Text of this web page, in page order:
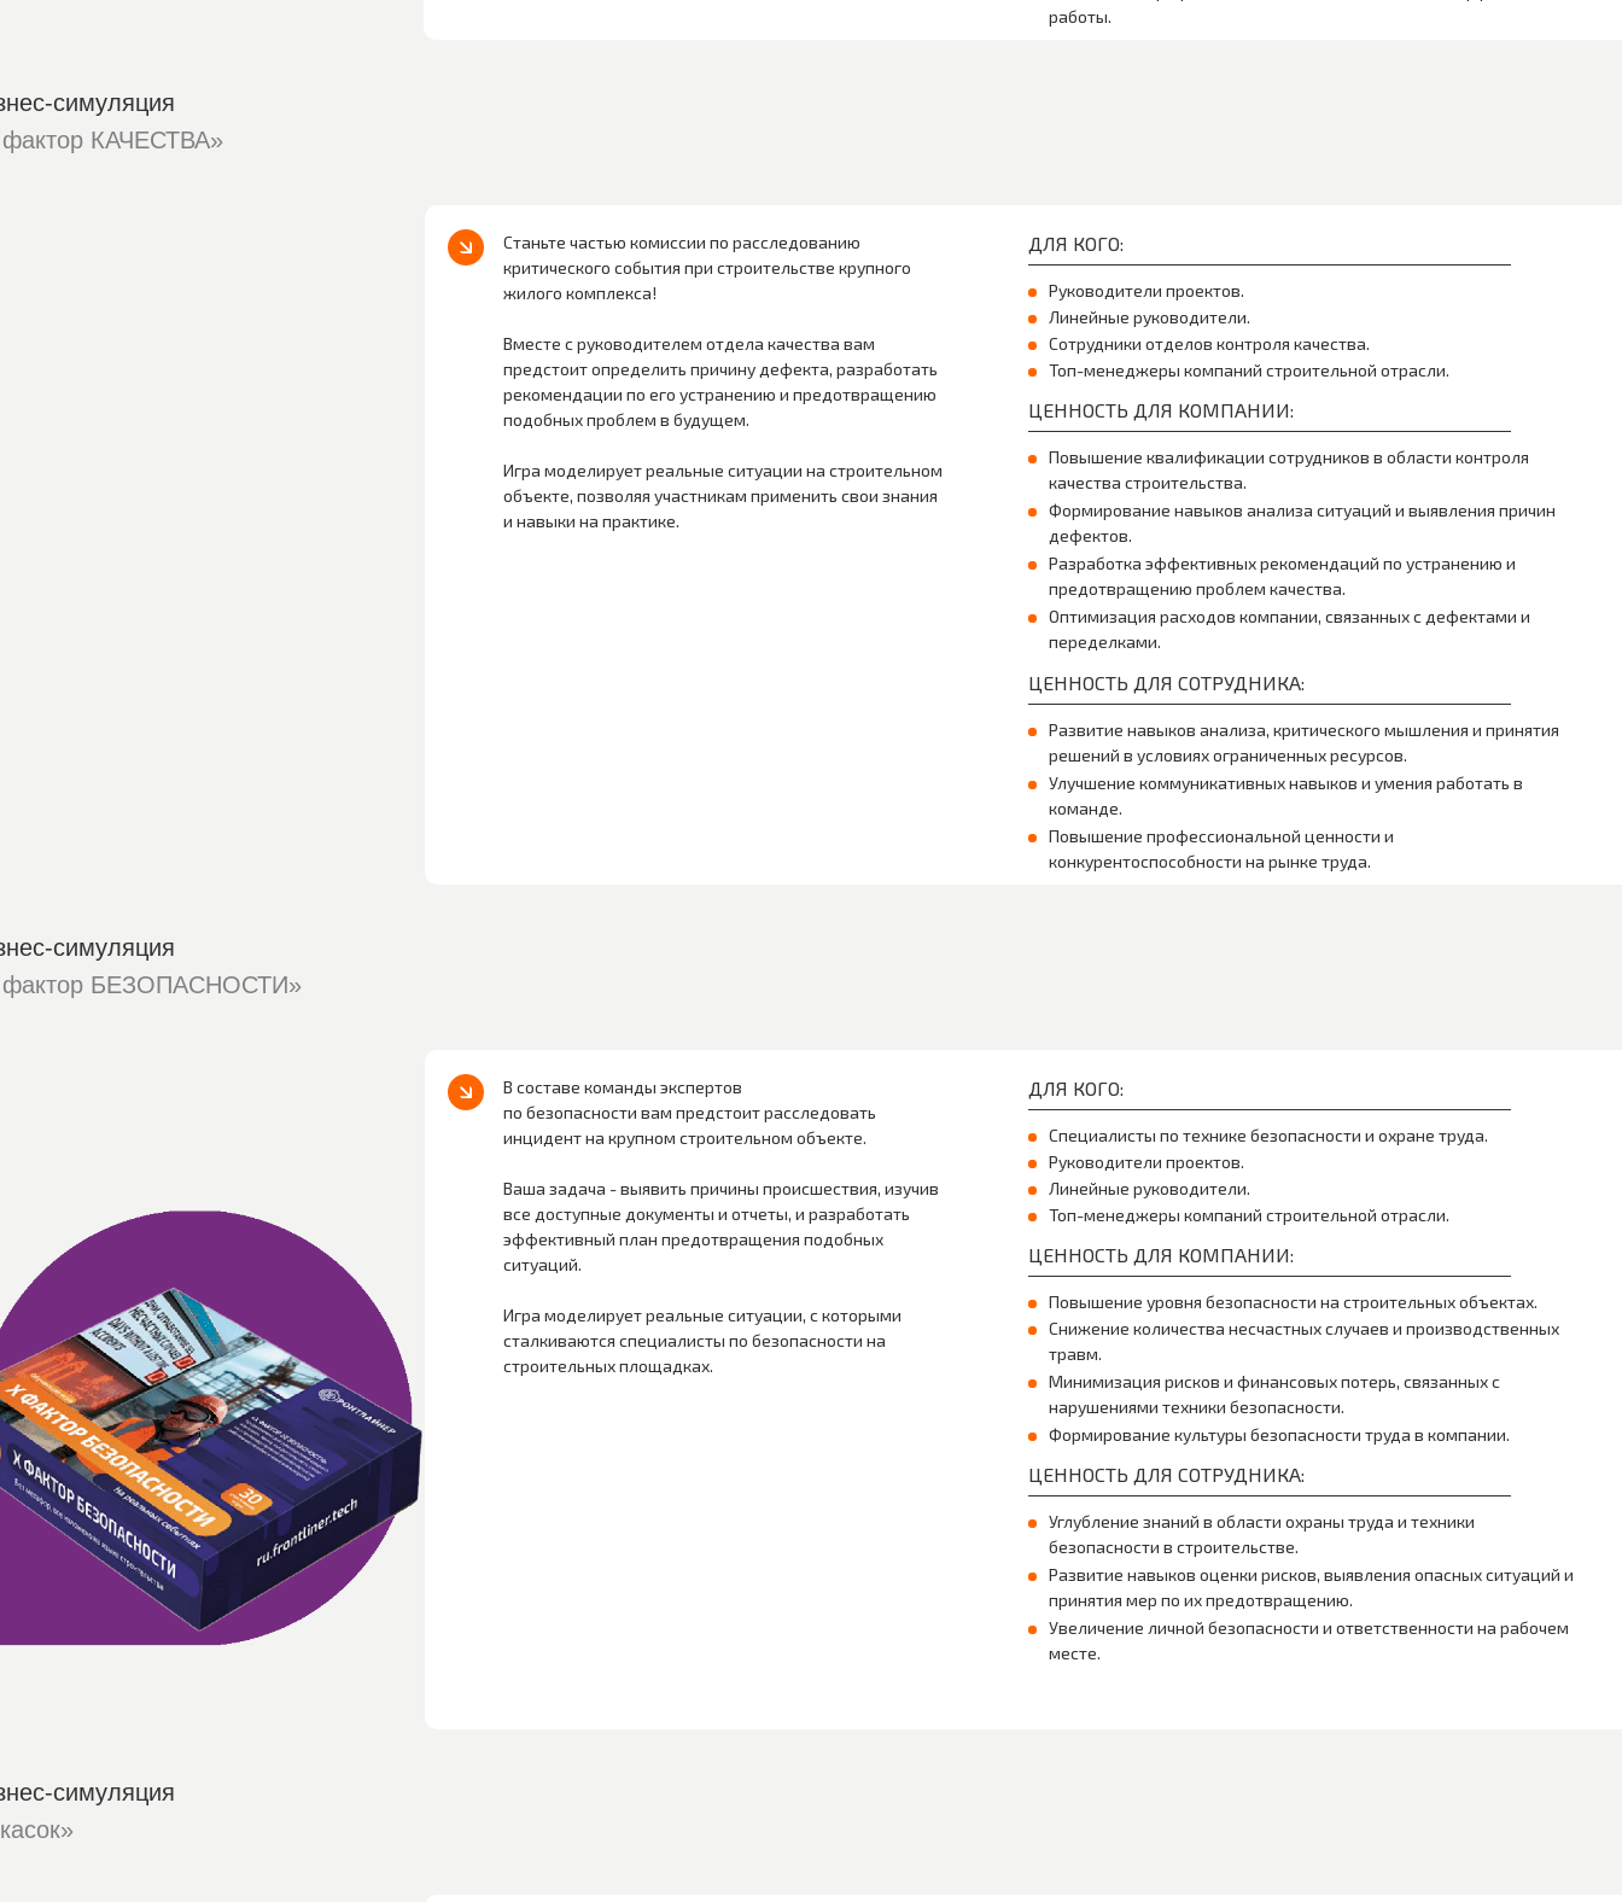
работы.
симуляция
КАЧЕСТВА»
Станьте частью комиссии по расследованию
критического события при строительстве крупного
жилого комплекса!
Вместе с руководителем отдела качества вам
предстоит определить причину дефекта, разработать
рекомендации по его устранению и предотвращению
подобных проблем в будущем.
Игра моделирует реальные ситуации на строительном
объекте, позволяя участникам применить свои знания
и навыки на практике.
ДЛЯ КОГО:
Руководители проектов.
Линейные руководители.
Сотрудники отделов контроля качества.
Топ-менеджеры компаний строительной отрасли.
ЦЕННОСТЬ ДЛЯ КОМПАНИИ:
Повышение квалификации сотрудников в области контроля
качества строительства.
ЦЕННОСТЬ ДЛЯ СОТРУДНИКА:
Развитие навыков анализа, критического мышления и принятия
решений в условиях ограниченных ресурсов.
Улучшение коммуникативных навыков и умения работать в
команде.
Повышение профессиональной ценности и
конкурентоспособности на рынке труда.
Формирование навыков анализа ситуаций и выявления причин
дефектов.
Разработка эффективных рекомендаций по устранению и
предотвращению проблем качества.
Оптимизация расходов компании, связанных с дефектами и
переделками.
симуляция
БЕЗОПАСНОСТИ»
В составе команды экспертов
по безопасности вам предстоит расследовать
инцидент на крупном строительном объекте.
Ваша задача - выявить причины происшествия, изучив
все доступные документы и отчеты, и разработать
эффективный план предотвращения подобных
ситуаций.
Игра моделирует реальные ситуации, с которыми
сталкиваются специалисты по безопасности на
строительных площадках.
ДЛЯ КОГО:
Специалисты по технике безопасности и охране труда.
Руководители проектов.
Линейные руководители.
Топ-менеджеры компаний строительной отрасли.
ЦЕННОСТЬ ДЛЯ КОМПАНИИ:
Повышение уровня безопасности на строительных объектах.
ЦЕННОСТЬ ДЛЯ СОТРУДНИКА:
Углубление знаний в области охраны труда и техники
безопасности в строительстве.
Развитие навыков оценки рисков, выявления опасных ситуаций и
принятия мер по их предотвращению.
Увеличение личной безопасности и ответственности на рабочем
месте.
Снижение количества несчастных случаев и производственных
травм.
Минимизация рисков и финансовых потерь, связанных с
нарушениями техники безопасности.
Формирование культуры безопасности труда в компании.
симуляция